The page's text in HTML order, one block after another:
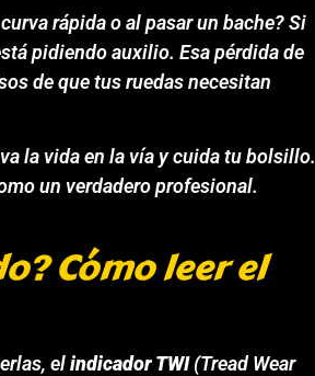
rápida o al pasar un bache? Si
pidiendo auxilio. Esa pérdida de
de que tus ruedas necesitan
la vida en la vía y cuida tu bolsillo.
un verdadero profesional.
Cómo leer el
elindicador TWI(Tread Wear